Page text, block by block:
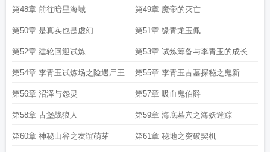
第48章 前往暗星海域 第49章 魔帝的灭亡
第50章 是真实也是虚幻 第51章 缘青龙玉佩
第52章 建轮回迎试炼 第53章 试炼筹备与李青玉的成长
第54章 李青玉试炼场之险遇尸王 第55章 李青玉古墓探秘之鬼新娘
怨魂
第56章 沼泽与怨灵 第57章 吸血鬼伯爵
第58章 古堡战狼人 第59章 海底墓穴之海妖迷踪
第60章 神秘山谷之友谊萌芽 第61章 秘地之突破契机